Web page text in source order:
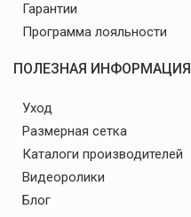
Гарантии
Программа лояльности
ПОЛЕЗНАЯ ИНФОРМАЦИЯ
Уход
Размерная сетка
Каталоги производителей
Видеоролики
Блог